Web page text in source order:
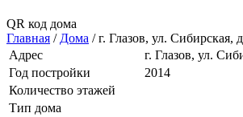
QR код дома
Главная / Дома / г. Глазов, ул. Сибирская,
Адрес
г. Глазов, ул.
Год постройки
2014
Количество этажей
Тип дома